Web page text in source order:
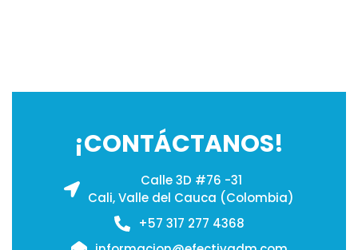
¡CONTÁCTANOS!
Calle 3D #76 -31
Cali, Valle del Cauca (Colombia)
+57 317 277 4368